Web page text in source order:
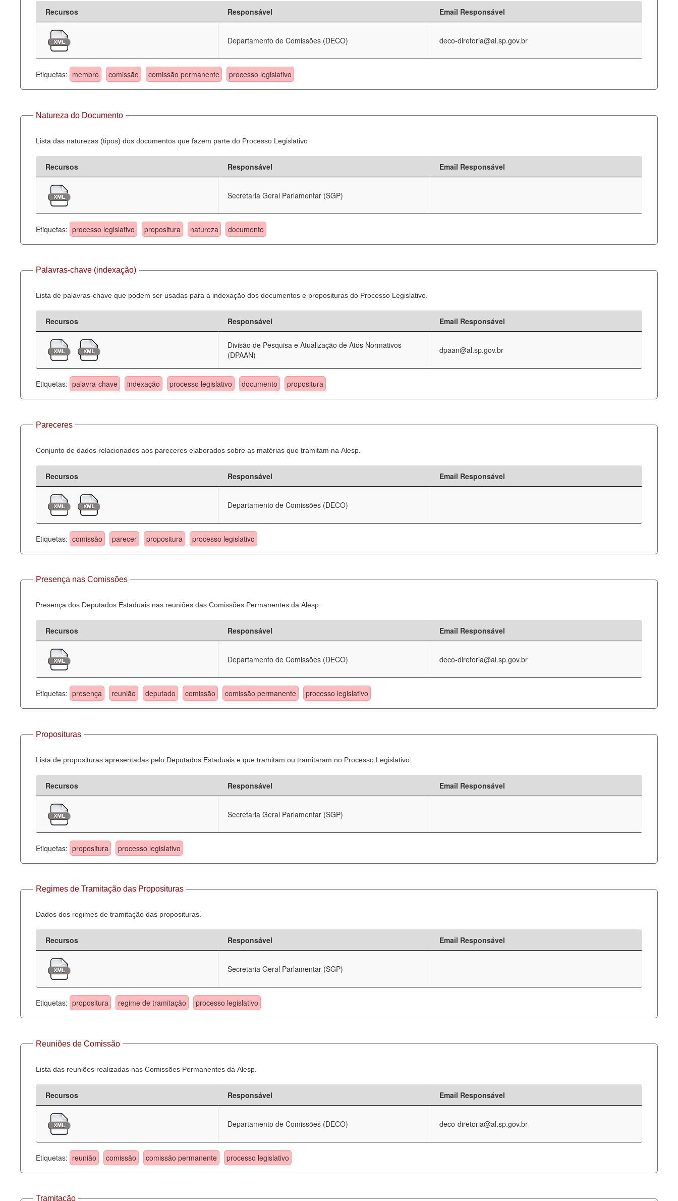
Recursos Responsável Email Responsável
Departamento de Comissões (DECO) deco-diretoria@al.sp.gov.br
Etiquetas: membro comissão comissão permanente processo legislativo
Natureza do Documento
Lista das naturezas (tipos) dos documentos que fazem parte do Processo Legislativo
Recursos Responsável Email Responsável
Secretaria Geral Parlamentar (SGP)
Etiquetas: processo legislativo propositura natureza documento
Palavras-chave (indexação)
Lista de palavras-chave que podem ser usadas para a indexação dos documentos e proposituras do Processo Legislativo.
Recursos Responsável Email Responsável
Divisão de Pesquisa e Atualização de Atos Normativos
(DPAAN)
dpaan@al.sp.gov.br
Etiquetas: palavra-chave indexação processo legislativo documento propositura
Pareceres
Conjunto de dados relacionados aos pareceres elaborados sobre as matérias que tramitam na Alesp.
Recursos Responsável Email Responsável
Departamento de Comissões (DECO)
Etiquetas: comissão parecer propositura processo legislativo
Presença nas Comissões
Presença dos Deputados Estaduais nas reuniões das Comissões Permanentes da Alesp.
Recursos Responsável Email Responsável
Departamento de Comissões (DECO) deco-diretoria@al.sp.gov.br
Etiquetas: presença reunião deputado comissão comissão permanente processo legislativo
Proposituras
Lista de proposituras apresentadas pelo Deputados Estaduais e que tramitam ou tramitaram no Processo Legislativo.
Recursos Responsável Email Responsável
Secretaria Geral Parlamentar (SGP)
Etiquetas: propositura processo legislativo
Regimes de Tramitação das Proposituras
Dados dos regimes de tramitação das proposituras.
Recursos Responsável Email Responsável
Secretaria Geral Parlamentar (SGP)
Etiquetas: propositura regime de tramitação processo legislativo
Reuniões de Comissão
Lista das reuniões realizadas nas Comissões Permanentes da Alesp.
Recursos Responsável Email Responsável
Departamento de Comissões (DECO) deco-diretoria@al.sp.gov.br
Etiquetas: reunião comissão comissão permanente processo legislativo
Tramitação